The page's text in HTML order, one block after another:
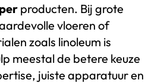
producten. Bij grote
vloeren of
zoals linoleum is
meestal de betere keuze
juiste apparatuur en